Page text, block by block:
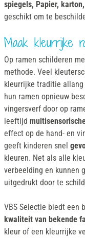
spiegels, Papier,
geschikt om te
Maak kleurrijke
Op ramen schilderen
methode. Veel
kleurrijke traditie
hun ramen opnieuw
vingersverf door op
leeftijd
effect op de hand- en
geeft kinderen snel
kleuren. Net als alle
verbeelding en kunnen
uitgedrukt door te
VBS Selectie biedt een
kwaliteit van bekende
kleur of een kleurrijke